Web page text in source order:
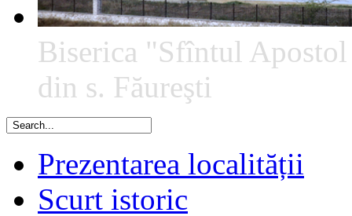
Biserica "Sfîntul
din s. Făureşti
Prezentarea localității
Scurt istoric